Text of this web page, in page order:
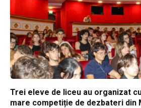
Trei eleve de liceu au organizat
mare competiție de dezbateri din